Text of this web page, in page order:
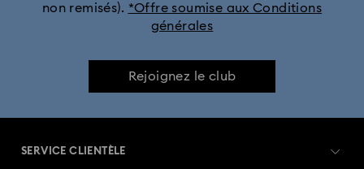
non remisés). *Offre soumise aux Conditions
générales
Rejoignez le club
SERVICE CLIENTÈLE